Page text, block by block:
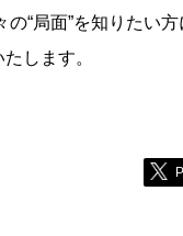
“局面”を知りたい
します。